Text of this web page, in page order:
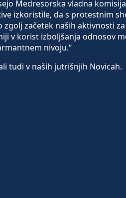
Medresorska vladna
izkoristile, da s protestnim
začetek naših aktivnosti
v korist izboljšanja odnosov
nivoju.“
tudi v naših jutrišnjih Novicah.